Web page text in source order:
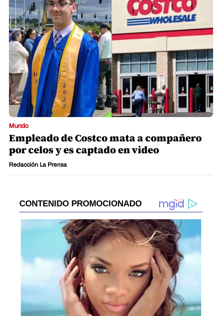
Mundo
Empleado de Costco mata a compañero
por celos y es captado en video
Redacción La Prensa